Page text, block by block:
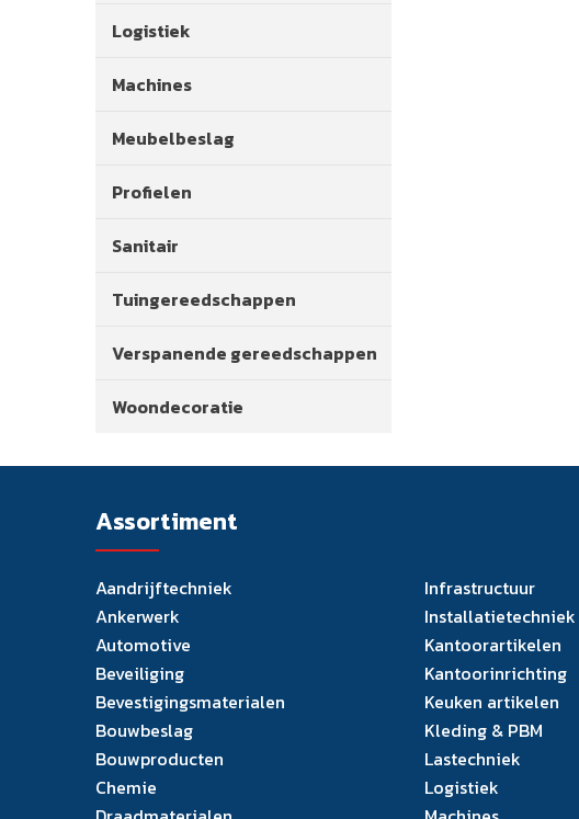
Logistiek
Machines
Meubelbeslag
Profielen
Sanitair
Tuingereedschappen
Verspanende gereedschappen
Woondecoratie
Assortiment
Aandrijftechniek
Ankerwerk
Automotive
Beveiliging
Bevestigingsmaterialen
Bouwbeslag
Bouwproducten
Chemie
Infrastructuur
Installatietechniek
Kantoorartikelen
Kantoorinrichting
Keuken artikelen
Kleding & PBM
Lastechniek
Logistiek